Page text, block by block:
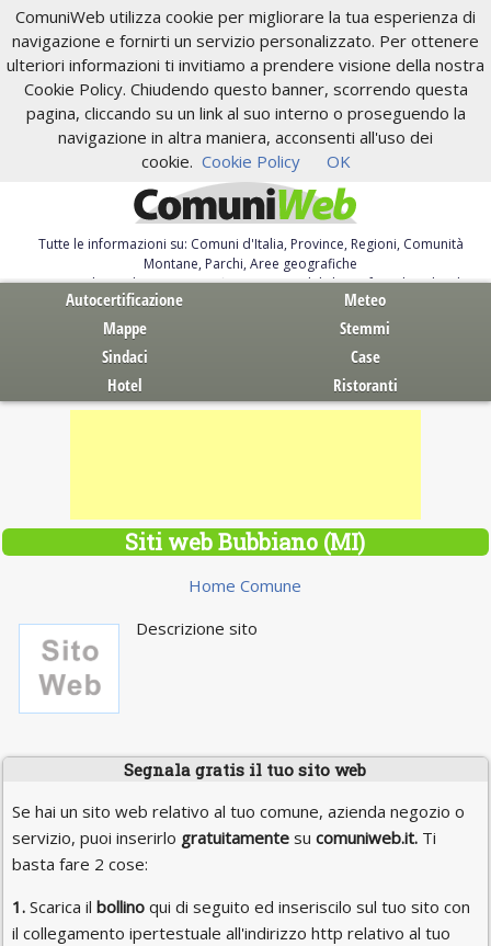
ComuniWeb utilizza cookie per migliorare la tua esperienza di
navigazione e fornirti un servizio personalizzato. Per ottenere
ulteriori informazioni ti invitiamo a prendere visione della nostra
Cookie Policy. Chiudendo questo banner, scorrendo questa
pagina, cliccando su un link al suo interno o proseguendo la
navigazione in altra maniera, acconsenti all'uso dei
cookie. Cookie Policy OK
Tutte le informazioni su: Comuni d'Italia, Province, Regioni, Comunità
Montane, Parchi, Aree geografiche
Servizi al Cittadino. Autocertificazione, moduli, leggi, free download
Autocertificazione
Meteo
Mappe
Stemmi
Sindaci
Case
Hotel
Ristoranti
Siti web Bubbiano (MI)
Home Comune
Descrizione sito
Segnala gratis il tuo sito web
Se hai un sito web relativo al tuo comune, azienda negozio o
servizio, puoi inserirlo gratuitamentesu comuniweb.it.Ti
basta fare 2 cose:
1.Scarica il bollinoqui di seguito ed inseriscilo sul tuo sito con
il collegamento ipertestuale all'indirizzo http relativo al tuo